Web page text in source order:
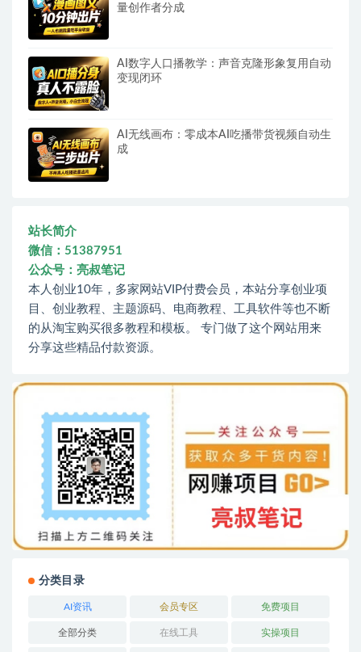
量创作者分成
AI数字人口播教学：声音克隆形象复用自动
变现闭环
AI无线画布：零成本AI吃播带货视频自动生
成
站长简介
微信：51387951
公众号：亮叔笔记
本人创业10年，多家网站VIP付费会员，本站分享创业项
目、创业教程、主题源码、电商教程、工具软件等也不断
的从淘宝购买很多教程和模板。 专门做了这个网站用来
分享这些精品付款资源。
分类目录
AI资讯 会员专区 免费项目
全部分类 在线工具 实操项目